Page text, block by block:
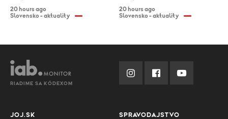
20 hours ago
Slovensko - aktuality
20 hours ago
Slovensko - aktuality
RIADIME SA KÓDEXOM
JOJ.SK SPRAVODAJSTVO